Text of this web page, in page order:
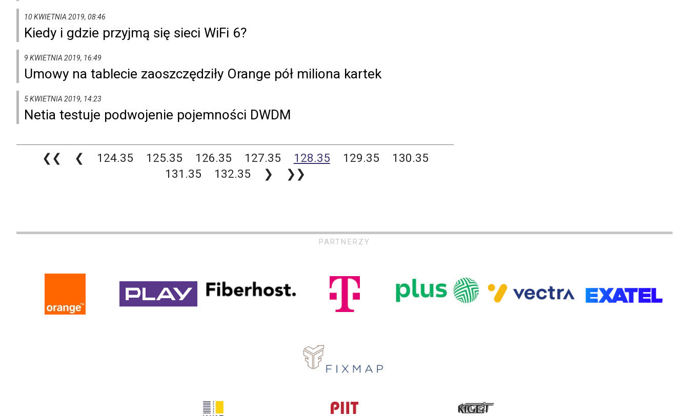
10 KWIETNIA 2019, 08:46
Kiedy i gdzie przyjmą się sieci WiFi 6?
9 KWIETNIA 2019, 16:49
Umowy na tablecie zaoszczędziły Orange pół miliona kartek
5 KWIETNIA 2019, 14:23
Netia testuje podwojenie pojemności DWDM
❮❮ ❮ 124.35 125.35 126.35 127.35 128.35 129.35
130.35
131.35
132.35 ❯ ❯❯
PARTNERZY